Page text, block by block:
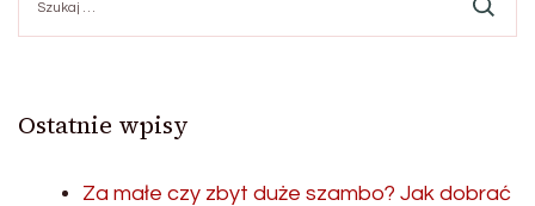
Ostatnie wpisy
Za małe czy zbyt duże szambo? Jak dobrać